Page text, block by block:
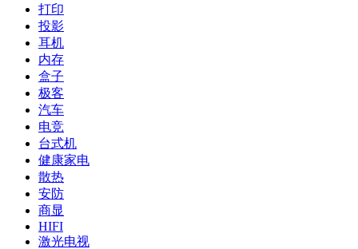
打印
投影
耳机
内存
盒子
极客
汽车
电竞
台式机
健康家电
散热
安防
商显
HIFI
激光电视